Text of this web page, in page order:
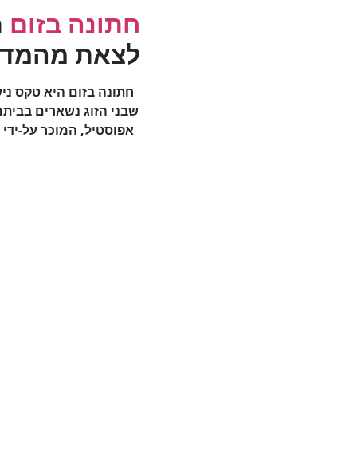
חתונה בזום
לצאת
חתונה בזום היא טקס
שבני הזוג נשארים
אפוסטיל, המוכר על-